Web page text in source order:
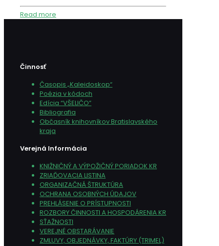
Read more
Činnosť
Časopis „Kaleidoskop“
Poézia v kódoch
Edícia “VŠELIČO”
Bibliografia
Občasník knihovníkov Bratislavského
kraja
Verejná Informácia
KNIŽNIČNÝ A VÝPOŽIČNÝ PORIADOK KR
ZRIAĎOVACIA LISTINA
ORGANIZAČNÁ ŠTRUKTÚRA
OCHRANA OSOBNÝCH ÚDAJOV
PREHLÁSENIE O PRÍSTUPNOSTI
ROZBORY ČINNOSTI A HOSPODÁRENIA KR
SŤAŽNOSTI
VEREJNÉ OBSTARÁVANIE
ZMLUVY, OBJEDNÁVKY, FAKTÚRY (TRIMEL)